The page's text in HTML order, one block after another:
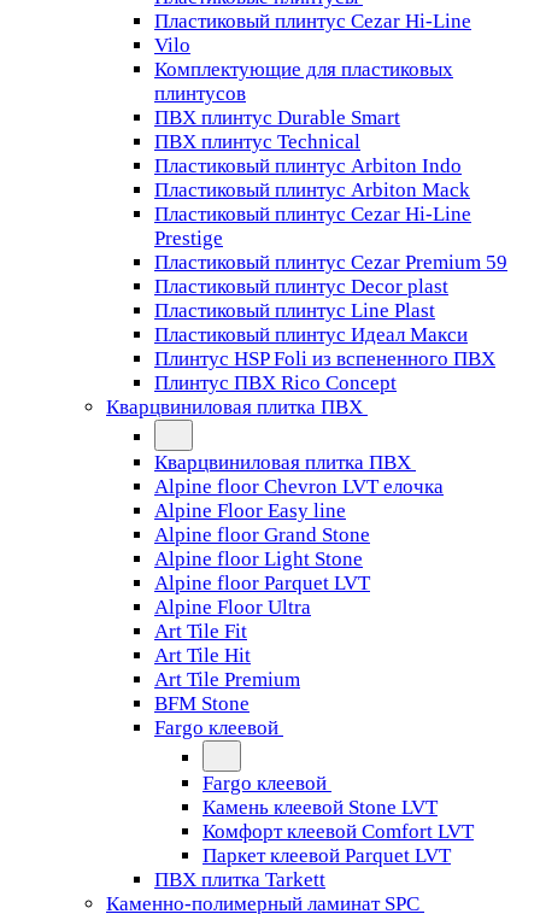
Пластиковый плинтус Cezar Hi-Line
Vilo
Комплектующие для пластиковых
плинтусов
ПВХ плинтус Durable Smart
ПВХ плинтус Technical
Пластиковый плинтус Arbiton Indo
Пластиковый плинтус Arbiton Mack
Пластиковый плинтус Cezar Hi-Line
Prestige
Пластиковый плинтус Cezar Premium 59
Пластиковый плинтус Decor plast
Пластиковый плинтус Line Plast
Пластиковый плинтус Идеал Макси
Плинтус HSP Foli из вспененного ПВХ
Плинтус ПВХ Rico Concept
Кварцвиниловая плитка ПВХ
Кварцвиниловая плитка ПВХ
Alpine floor Chevron LVT елочка
Alpine Floor Easy line
Alpine floor Grand Stone
Alpine floor Light Stone
Alpine floor Parquet LVT
Alpine Floor Ultra
Art Tile Fit
Art Tile Hit
Art Tile Premium
BFM Stone
Fargo клеевой
Fargo клеевой
Камень клеевой Stone LVT
Комфорт клеевой Comfort LVT
Паркет клеевой Parquet LVT
ПВХ плитка Tarkett
Каменно-полимерный ламинат SPC